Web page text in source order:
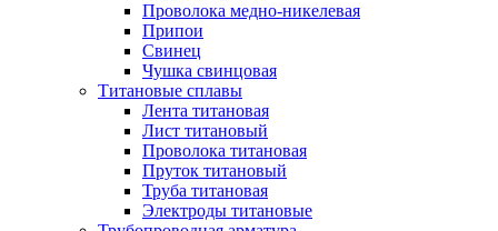
Проволока медно-никелевая
Припои
Свинец
Чушка свинцовая
Титановые сплавы
Лента титановая
Лист титановый
Проволока титановая
Пруток титановый
Труба титановая
Электроды титановые